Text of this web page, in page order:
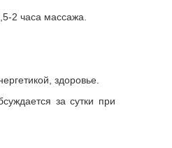
2 часа массажа.
здоровье.
за сутки при